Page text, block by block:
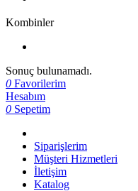
Kombinler
Sonuç bulunamadı.
0 Favorilerim
Hesabım
0 Sepetim
Siparişlerim
Müşteri Hizmetleri
İletişim
Katalog